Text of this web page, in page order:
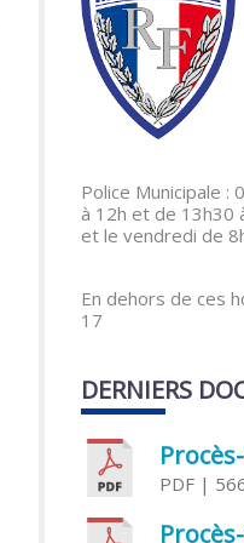
Police Municipale :
à 12h et de 13h30
et le vendredi de
En dehors de ces
17
DERNIERS
PDF |